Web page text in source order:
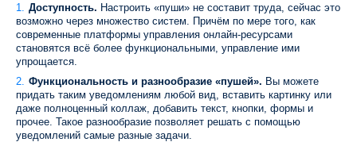
Доступность. Настроить «пуши» не составит труда, сейчас это
возможно через множество систем. Причём по мере того, как
современные платформы управления онлайн-ресурсами
становятся всё более функциональными, управление ими
упрощается.
Функциональность и разнообразие «пушей». Вы можете
придать таким уведомлениям любой вид, вставить картинку или
даже полноценный коллаж, добавить текст, кнопки, формы и
прочее. Такое разнообразие позволяет решать с помощью
уведомлений самые разные задачи.